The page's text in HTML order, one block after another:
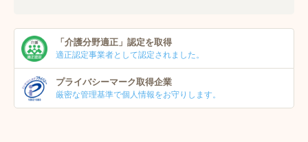
「介護分野適正」 認定を取得
適正認定事業者として認定されました。
プライバシーマーク取得企業
厳密な管理基準で個人情報をお守りします。